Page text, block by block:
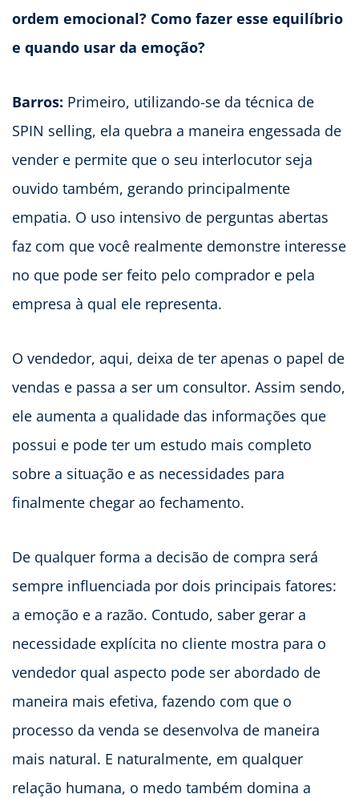
ordem emocional? Como fazer esse equilíbrio
e quando usar da emoção?
Barros: Primeiro, utilizando-se da técnica de
SPIN selling, ela quebra a maneira engessada de
vender e permite que o seu interlocutor seja
ouvido também, gerando principalmente
empatia. O uso intensivo de perguntas abertas
faz com que você realmente demonstre interesse
no que pode ser feito pelo comprador e pela
empresa à qual ele representa.
O vendedor, aqui, deixa de ter apenas o papel de
vendas e passa a ser um consultor. Assim sendo,
ele aumenta a qualidade das informações que
possui e pode ter um estudo mais completo
sobre a situação e as necessidades para
finalmente chegar ao fechamento.
De qualquer forma a decisão de compra será
sempre influenciada por dois principais fatores:
a emoção e a razão. Contudo, saber gerar a
necessidade explícita no cliente mostra para o
vendedor qual aspecto pode ser abordado de
maneira mais efetiva, fazendo com que o
processo da venda se desenvolva de maneira
mais natural. E naturalmente, em qualquer
relação humana, o medo também domina a